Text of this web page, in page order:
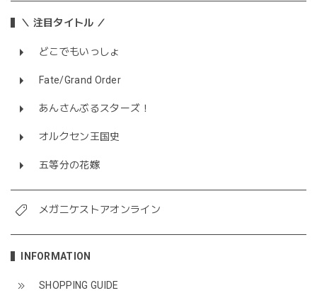
＼ 注目タイトル ／
どこでもいっしょ
Fate/Grand Order
あんさんぶるスターズ！
オルクセン王国史
五等分の花嫁
メガニケストアオンライン
INFORMATION
SHOPPING GUIDE